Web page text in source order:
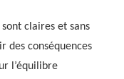
claires et sans
des conséquences
l’équilibre